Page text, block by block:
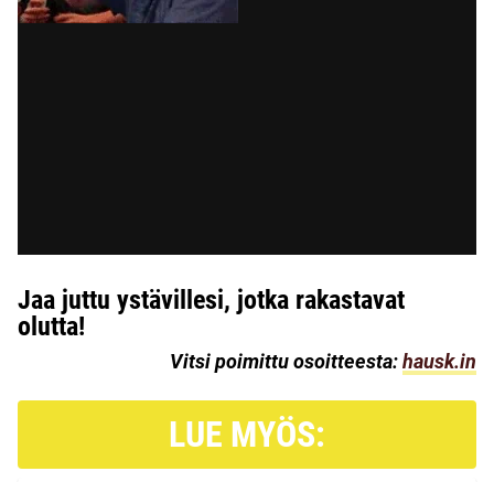
Jaa juttu ystävillesi, jotka rakastavat
olutta!
Vitsi poimittu osoitteesta:hausk.in
LUE MYÖS: